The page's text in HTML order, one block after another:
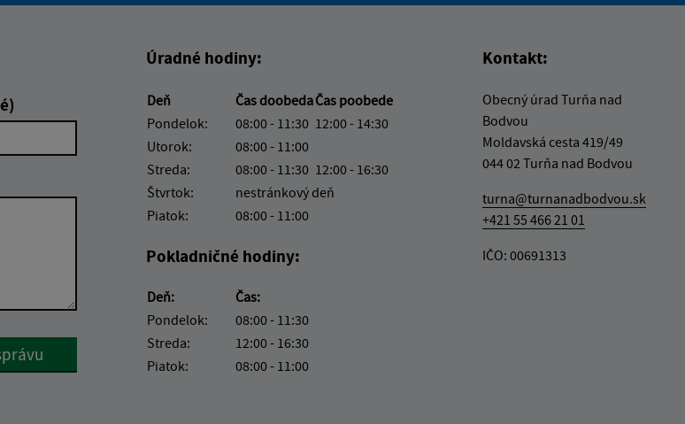
Response
Úradné hodiny:
Deň Čas doobedaČas poobede
Pondelok:
08:00 - 11:30 12:00 - 14:30
Utorok:
08:00 - 11:00
Streda:
08:00 - 11:30 12:00 - 16:30
Štvrtok:
nestránkový deň
Piatok:
08:00 - 11:00
Pokladničné hodiny:
Deň:
Čas:
Pondelok:
08:00 - 11:30
Streda:
12:00 - 16:30
Piatok:
08:00 - 11:00
Kontakt:
Obecný úrad Turňa nad
Bodvou
Moldavská cesta 419/49
044 02 Turňa nad Bodvou
turna@turnanadbodvou.sk
+421 55 466 21 01
IČO: 00691313